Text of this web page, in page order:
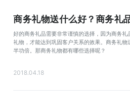
商务礼物送什么好？商务礼
好的商务礼品需要非常谨慎的选择，因为商务
礼物，才能达到巩固客户关系的效果。商务礼
半功倍。那商务礼物都有哪些选择呢？
2018.04.18